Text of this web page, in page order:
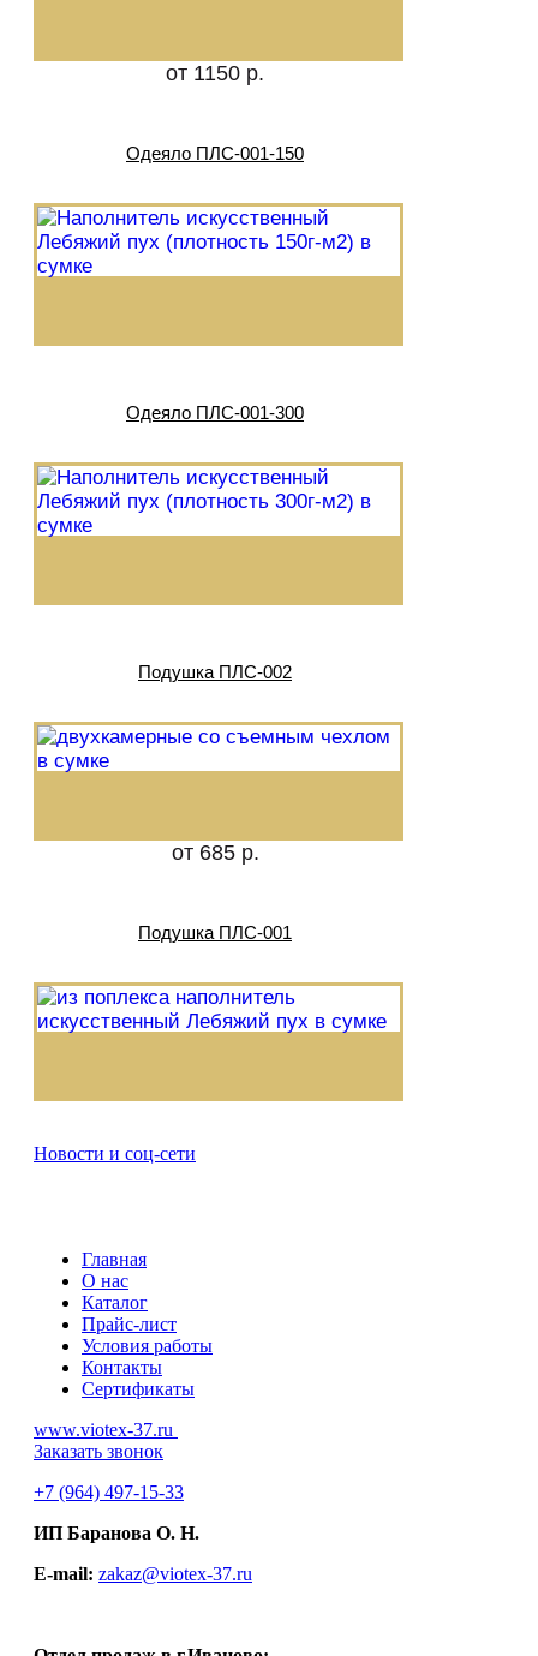
от 1150 р.
Одеяло ПЛС-001-150
Одеяло ПЛС-001-300
Подушка ПЛС-002
от 685 р.
Подушка ПЛС-001
Новости и соц-сети
Главная
О нас
Каталог
Прайс-лист
Условия работы
Контакты
Сертификаты
www.viotex-37.ru
Заказать звонок
+7 (964) 497-15-33
ИП Баранова О. Н.
E-mail: zakaz@viotex-37.ru